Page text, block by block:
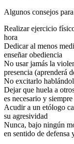
Algunos consejos
Realizar ejercicio
hora
Dedicar al menos
enseñar obediencia
No usar jamás la
presencia (aprenderá
No excitarlo
Dejar que huela a
es necesario y
Acudir a un etólogo
su agresividad
Nunca, bajo ningún
en sentido de defensa